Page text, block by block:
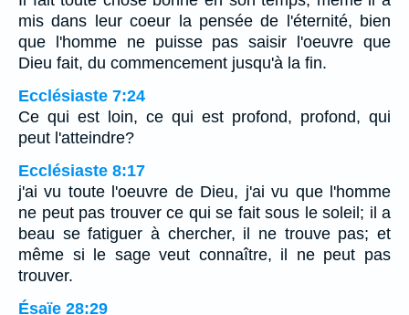
mis dans leur coeur la pensée de l'éternité, bien
que l'homme ne puisse pas saisir l'oeuvre que
Dieu fait, du commencement jusqu'à la fin.
Ecclésiaste 7:24
Ce qui est loin, ce qui est profond, profond, qui
peut l'atteindre?
Ecclésiaste 8:17
j'ai vu toute l'oeuvre de Dieu, j'ai vu que l'homme
ne peut pas trouver ce qui se fait sous le soleil; il a
beau se fatiguer à chercher, il ne trouve pas; et
même si le sage veut connaître, il ne peut pas
trouver.
Ésaïe 28:29